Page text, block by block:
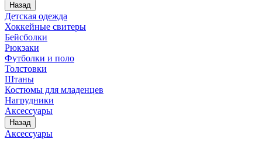
Назад
Детская одежда
Хоккейные свитеры
Бейсболки
Рюкзаки
Футболки и поло
Толстовки
Штаны
Костюмы для младенцев
Нагрудники
Аксессуары
Назад
Аксессуары